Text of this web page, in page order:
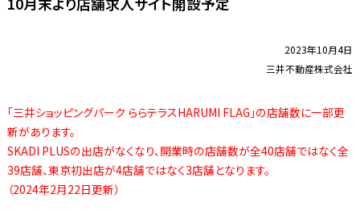
2023年10月4日
三井不動産株式会社
「三井ショッピングパーク ららテラスHARUMI FLAG」の店舗数に一部更
新があります。
SKADI PLUSの出店がなくなり、開業時の店舗数が全40店舗ではなく全
39店舗、東京初出店が4店舗ではなく3店舗となります。
（2024年2月22日更新）